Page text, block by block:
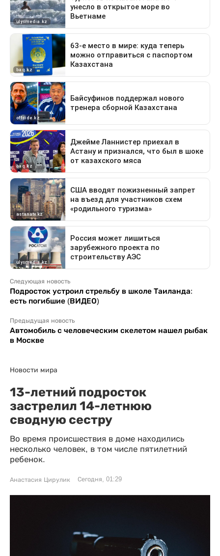
Следующая новость
Подросток устроил стрельбу в школе Таиланда:
есть погибшие (ВИДЕО)
Предыдущая новость
Автомобиль с человеческим скелетом нашел рыбак
в Москве
Новости мира
13-летний подросток
застрелил 14-летнюю
сводную сестру
Во время происшествия в доме находились
несколько человек, в том числе пятилетний
ребенок.
Анастасия Цирулик Сегодня, 01:29